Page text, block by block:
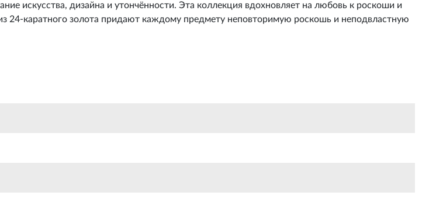
искусства, дизайна и утончённости. Эта коллекция вдохновляет на любовь к роскоши и
24-каратного золота придают каждому предмету неповторимую роскошь и неподвластную